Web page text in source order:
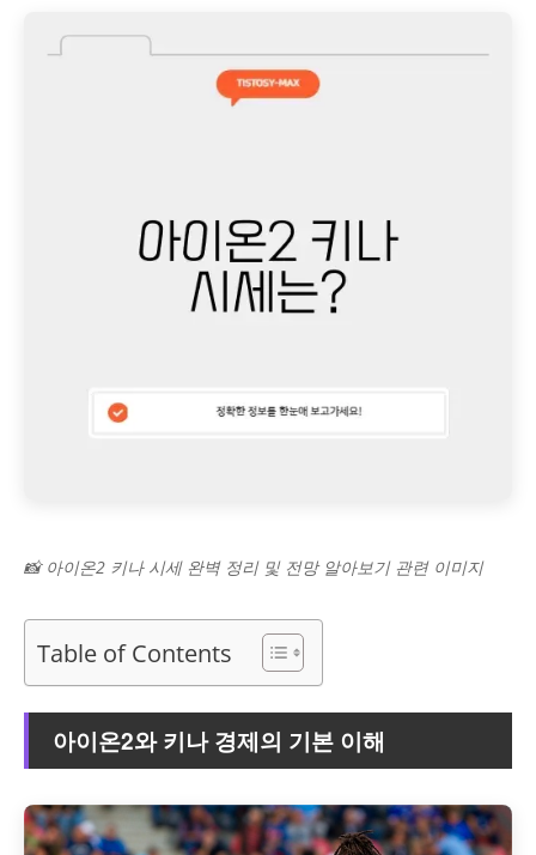
📸 아이온2 키나 시세 완벽 정리 및 전망 알아보기 관련 이미지
Table of Contents
아이온2와 키나 경제의 기본 이해